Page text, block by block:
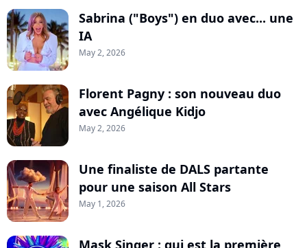
Sabrina ("Boys") en duo avec... une
IA
May 2, 2026
Florent Pagny : son nouveau duo
avec Angélique Kidjo
May 2, 2026
Une finaliste de DALS partante
pour une saison All Stars
May 1, 2026
Mask Singer : qui est la première